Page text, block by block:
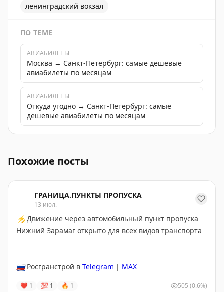
ленинградский вокзал
ПО ТЕМЕ
АВИАБИЛЕТЫ
Москва → Санкт-Петербург: самые дешевые
авиабилеты по месяцам
АВИАБИЛЕТЫ
Откуда угодно → Санкт-Петербург: самые
дешевые авиабилеты по месяцам
Похожие посты
ГРАНИЦА.ПУНКТЫ ПРОПУСКА
13 июл.
⚡ Движение через автомобильный пункт пропуска
Нижний Зарамаг открыто для всех видов транспорта
🇷🇺Росгранстрой в Telegram | MAX
❤ 1 💯 1 🔥 1 505 (0.6%)